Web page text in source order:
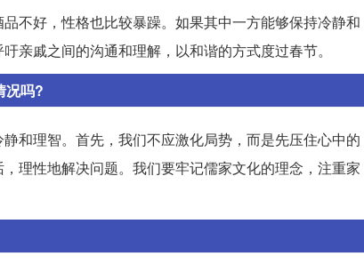
不好，性格也比较暴躁。如果其中一方能够保持冷静和
亲戚之间的沟通和理解，以和谐的方式度过春节。
况吗?
和理智。首先，我们不应激化局势，而是先压住心中的
理性地解决问题。我们要牢记儒家文化的理念，注重家